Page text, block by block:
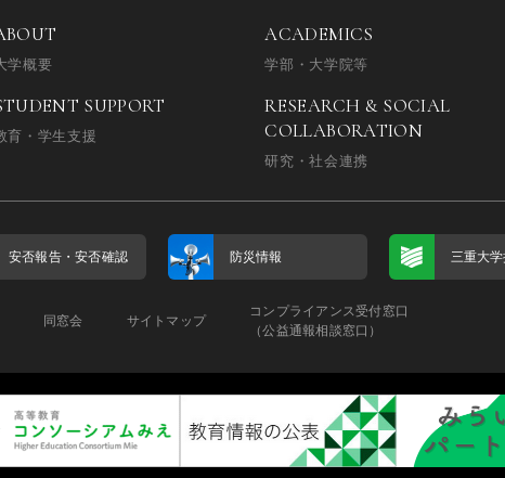
学概要
ACADEMICS
学部・大学院等
SUPPORT
育・学生支援
RESEARCH & SOCIAL
COLLABORATION
研究・社会連携
安否報告・安否確認 防災情報 三重大
同窓会 サイトマップ
コンプライアンス受付窓口
（公益通報相談窓口）